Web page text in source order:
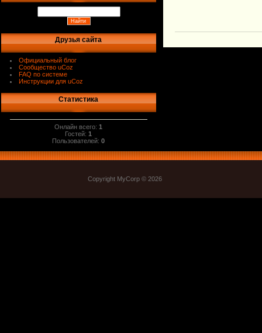
Друзья сайта
Официальный блог
Сообщество uCoz
FAQ по системе
Инструкции для uCoz
Статистика
Онлайн всего:1
Гостей:1
Пользователей:0
Copyright MyCorp © 2026